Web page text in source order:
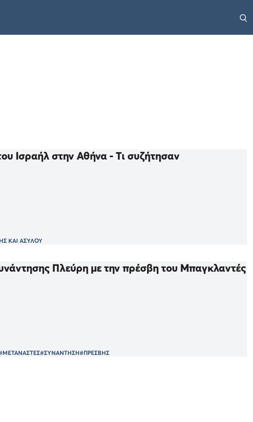
Ισραήλ στην Αθήνα - Τι συζήτησαν
ΚΑΙ ΑΣΥΛΟΥ
Πλεύρη με την πρέσβη του Μπαγκλαντές
#ΣΥΝΑΝΤΗΣΗ#ΠΡΕΣΒΗΣ